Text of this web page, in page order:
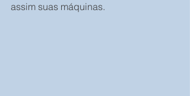
assim suas máquinas.